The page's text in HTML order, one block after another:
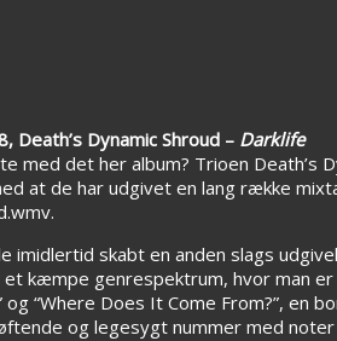
Death’s Dynamic Shroud – Darklife
med det her album? Trioen Death’s
at de har udgivet en lang række
imidlertid skabt en anden slags
kæmpe genrespektrum, hvor man
“Where Does It Come From?”, en
og legesygt nummer med noter